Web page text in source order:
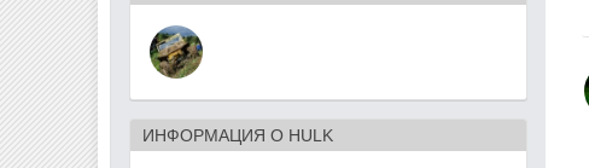
ИНФОРМАЦИЯ О HULK